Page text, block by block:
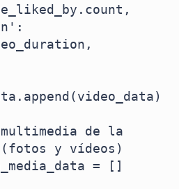
de la
y vídeos)
= []